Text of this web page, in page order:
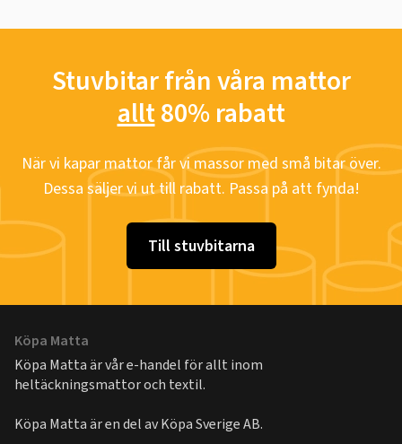
Stuvbitar från våra mattor
allt80% rabatt
När vi kapar mattor får vi massor med små bitar över.
Dessa säljer vi ut till rabatt. Passa på att fynda!
Till stuvbitarna
Köpa Matta
Köpa Matta är vår e-handel för allt inom
heltäckningsmattor och textil.
Köpa Matta är en del avKöpa Sverige AB.